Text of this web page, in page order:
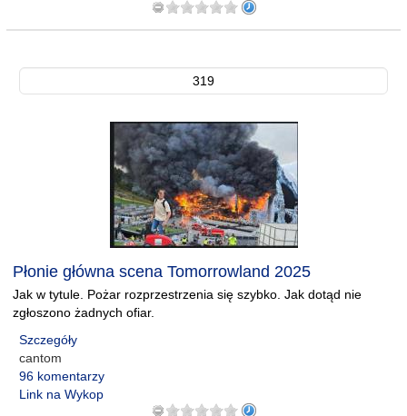
319
Płonie główna scena Tomorrowland 2025
Jak w tytule. Pożar rozprzestrzenia się szybko. Jak dotąd nie
zgłoszono żadnych ofiar.
Szczegóły
cantom
96 komentarzy
Link na Wykop